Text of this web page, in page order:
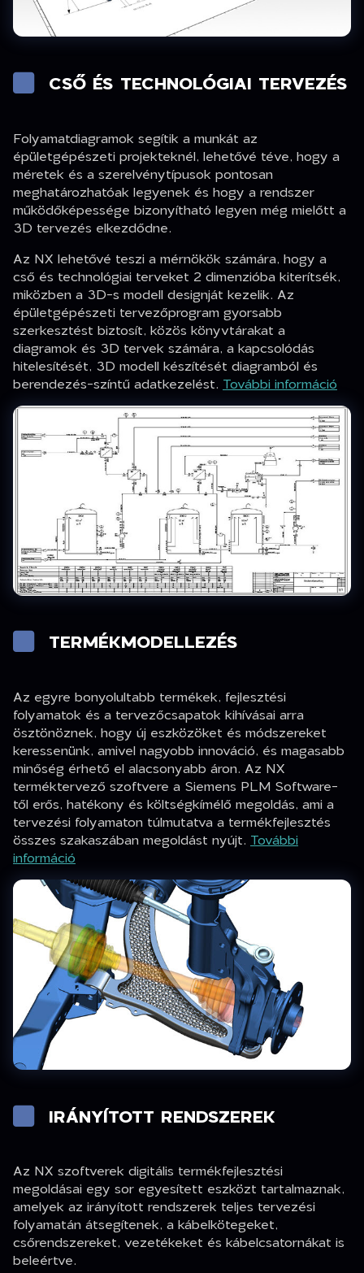
CSŐ ÉS TECHNOLÓGIAI TERVEZÉS
Folyamatdiagramok segítik a munkát az
épületgépészeti projekteknél, lehetővé téve, hogy a
méretek és a szerelvénytípusok pontosan
meghatározhatóak legyenek és hogy a rendszer
működőképessége bizonyítható legyen még mielőtt a
3D tervezés elkezdődne.
Az NX lehetővé teszi a mérnökök számára, hogy a
cső és technológiai terveket 2 dimenzióba kiterítsék,
miközben a 3D-s modell designját kezelik. Az
épületgépészeti tervezőprogram gyorsabb
szerkesztést biztosít, közös könyvtárakat a
diagramok és 3D tervek számára, a kapcsolódás
hitelesítését, 3D modell készítését diagramból és
berendezés-színtű adatkezelést. További információ
TERMÉKMODELLEZÉS
Az egyre bonyolultabb termékek, fejlesztési
folyamatok és a tervezőcsapatok kihívásai arra
ösztönöznek, hogy új eszközöket és módszereket
keressenünk, amivel nagyobb innováció, és magasabb
minőség érhető el alacsonyabb áron. Az NX
terméktervező szoftvere a Siemens PLM Software-
től erős, hatékony és költségkímélő megoldás, ami a
tervezési folyamaton túlmutatva a termékfejlesztés
összes szakaszában megoldást nyújt. További
információ
IRÁNYÍTOTT RENDSZEREK
Az NX szoftverek digitális termékfejlesztési
megoldásai egy sor egyesített eszközt tartalmaznak,
amelyek az irányított rendszerek teljes tervezési
folyamatán átsegítenek, a kábelkötegeket,
csőrendszereket, vezetékeket és kábelcsatornákat is
beleértve.